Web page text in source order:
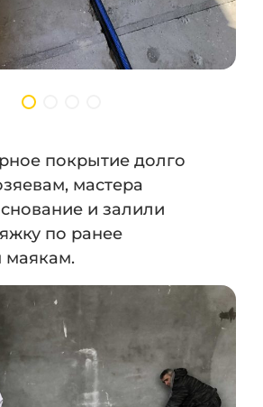
покрытие долго
мастера
и залили
по ранее
маякам.